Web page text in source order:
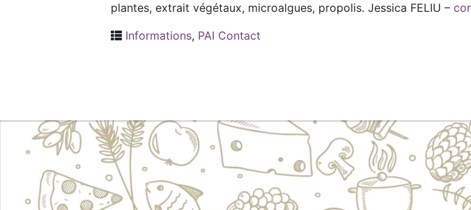
plantes, extrait végétaux, microalgues, propolis. Jessica FELIU –
Informations, PAI Contact